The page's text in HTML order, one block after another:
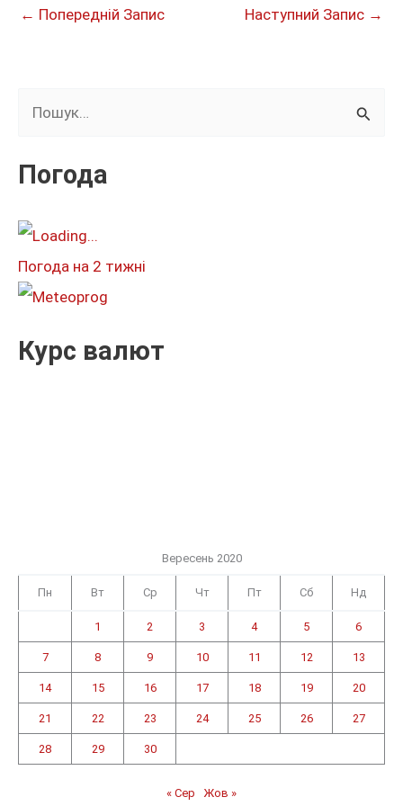
← Попередній Запис Наступний Запис →
к
т
:
Погода
Погода на 2 тижні
Курс валют
Вересень 2020
Пн Вт Ср Чт Пт Сб Нд
1 2 3 4 5 6
7 8 9 10 11 12 13
14 15 16 17 18 19 20
21 22 23 24 25 26 27
28 29 30
« Сер Жов »